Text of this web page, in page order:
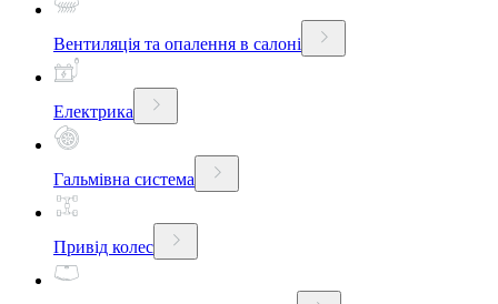
Вентиляція та опалення в салоні
Електрика
Гальмівна система
Привід колес